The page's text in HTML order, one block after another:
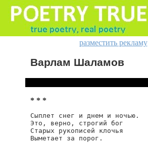
разместить рекламу
Варлам Шаламов
* * *
Сыплет снег и днем и ночью.
Это, верно, строгий бог
Старых рукописей клочья
Выметает за порог.